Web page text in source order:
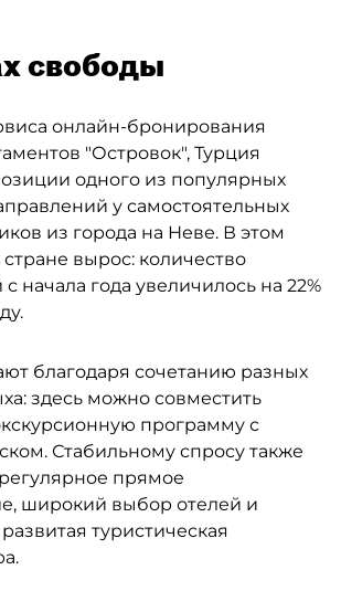
свободы
онлайн-бронирования
"Островок", Турция
одного из популярных
у самостоятельных
из города на Неве. В этом
стране вырос: количество
начала года увеличилось на 22%
благодаря сочетанию разных
здесь можно совместить
программу с
Стабильному спросу также
прямое
широкий выбор отелей и
туристическая